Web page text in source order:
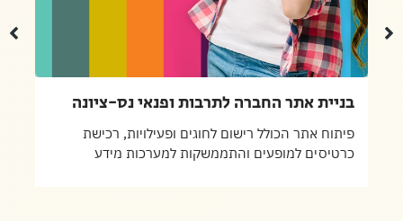
בניית אתר החברה לתרבות ופנאי נס-ציונה
פיתוח אתר הכולל רישום לחוגים ופעילויות, רכישת
כרטיסים למופעים והתממשקות למערכות מידע